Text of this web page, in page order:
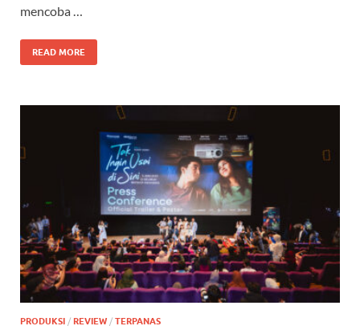
mencoba …
READ MORE
PRODUKSI / REVIEW / TERPANAS